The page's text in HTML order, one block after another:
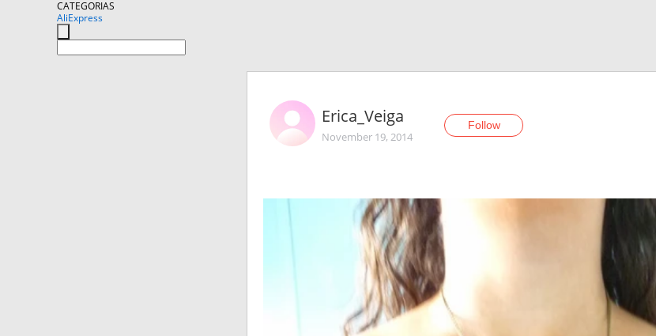
CATEGORIAS
AliExpress
Erica_Veiga
November 19, 2014
Follow